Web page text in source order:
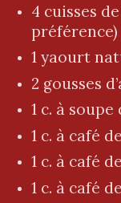
4 cuisses
préférence)
1 yaourt
2 gousses
1 c. à
1 c. à café
1 c. à café
1 c. à café